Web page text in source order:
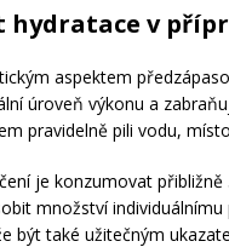
hydratace v
aspektem
úroveň výkonu a
pravidelně pili vodu,
je konzumovat
množství
být také užitečným